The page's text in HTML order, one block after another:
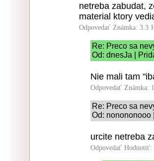
netreba zabudat,
material ktory
Odpovedať Známka: 3.3
Re: Preco sa
Od: dnesJa |
Nie mali tam
Odpovedať Známka:
Re: Preco sa
Od: nonononooo
urcite netreba
Odpovedať Hodnotiť: